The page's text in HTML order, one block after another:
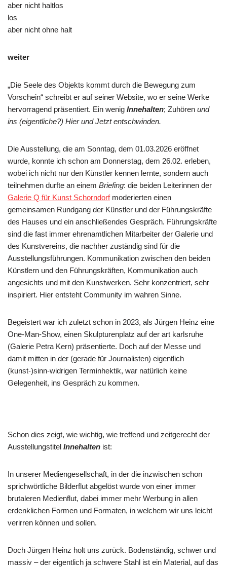
aber nicht haltlos
los
aber nicht ohne halt
weiter
„Die Seele des Objekts kommt durch die Bewegung zum
Vorschein“ schreibt er auf seiner Website, wo er seine Werke
hervorragend präsentiert. Ein wenig Innehalten; Zuhören und
ins (eigentliche?) Hier und Jetzt entschwinden.
Die Ausstellung, die am Sonntag, dem 01.03.2026 eröffnet
wurde, konnte ich schon am Donnerstag, dem 26.02. erleben,
wobei ich nicht nur den Künstler kennen lernte, sondern auch
teilnehmen durfte an einem Briefing: die beiden Leiterinnen der
Galerie Q für Kunst Schorndorfmoderierten einen
gemeinsamen Rundgang der Künstler und der Führungskräfte
des Hauses und ein anschließendes Gespräch. Führungskräfte
sind die fast immer ehrenamtlichen Mitarbeiter der Galerie und
des Kunstvereins, die nachher zuständig sind für die
Ausstellungsführungen. Kommunikation zwischen den beiden
Künstlern und den Führungskräften, Kommunikation auch
angesichts und mit den Kunstwerken. Sehr konzentriert, sehr
inspiriert. Hier entsteht Community im wahren Sinne.
Begeistert war ich zuletzt schon in 2023, als Jürgen Heinz eine
One-Man-Show, einen Skulpturenplatz auf der art karlsruhe
(Galerie Petra Kern) präsentierte. Doch auf der Messe und
damit mitten in der (gerade für Journalisten) eigentlich
(kunst-)sinn-widrigen Terminhektik, war natürlich keine
Gelegenheit, ins Gespräch zu kommen.
Schon dies zeigt, wie wichtig, wie treffend und zeitgerecht der
Ausstellungstitel Innehalten ist:
In unserer Mediengesellschaft, in der die inzwischen schon
sprichwörtliche Bilderflut abgelöst wurde von einer immer
brutaleren Medienflut, dabei immer mehr Werbung in allen
erdenklichen Formen und Formaten, in welchem wir uns leicht
verirren können und sollen.
Doch Jürgen Heinz holt uns zurück. Bodenständig, schwer und
massiv – der eigentlich ja schwere Stahl ist ein Material, auf das